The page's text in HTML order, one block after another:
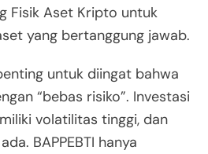
Fisik Aset Kripto untuk
yang bertanggung jawab.
untuk diingat bahwa
“bebas risiko”. Investasi
volatilitas tinggi, dan
BAPPEBTI hanya